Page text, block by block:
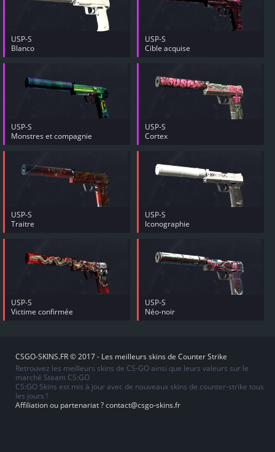
USP-S
Blanco
USP-S
Cible acquise
USP-S
Monstres et compagnie
USP-S
Cortex
USP-S
Traitre
USP-S
Iconographie
USP-S
Victime confirmée
USP-S
Néo-noir
CSGO-SKINS.FR © 2017 - Les meilleurs skins de Counter Strike
Retrouvez les meilleurs skins de CS-GO ainsi que leurs valeurs sur le
marché Steam CS:GO
CS:GO Skins est mis à jour avec de nouveaux skins de counter-strike tous
les jours !
Affiliation ou partenariat ?contact@csgo-skins.fr